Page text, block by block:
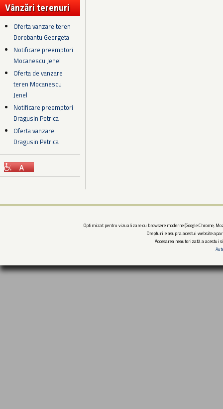
Vânzări terenuri
Oferta vanzare teren
Dorobantu Georgeta
Notificare preemptori
Mocanescu Jenel
Oferta de vanzare
teren Mocanescu
Jenel
Notificare preemptori
Dragusin Petrica
Oferta vanzare
Dragusin Petrica
Optimizat pentru vizualizare cu browsere moderne (Google Chrome,
Drepturile asupra acestui website
Accesarea neautorizată a acestui